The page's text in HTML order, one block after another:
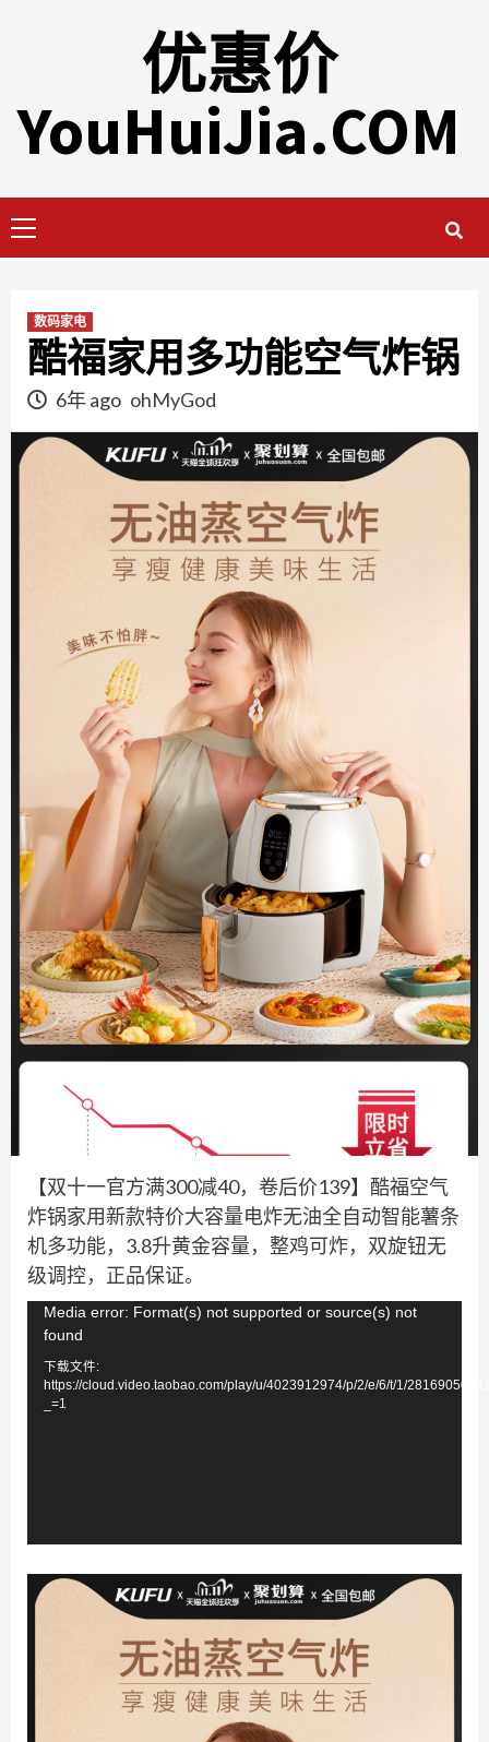
优惠价
YouHuiJia.COM
Menu
数码家电
酷福家用多功能空气炸锅
6年 ago ohMyGod
【双十一官方满300减40，卷后价139】酷福空气
炸锅家用新款特价大容量电炸无油全自动智能薯条
机多功能，3.8升黄金容量，整鸡可炸，双旋钮无
级调控，正品保证。
视
频
Media error: Format(s) not supported or source(s) not
found
下载文件:
https://cloud.video.taobao.com/play/u/4023912974/p/2/e/6/t/1/
_=1